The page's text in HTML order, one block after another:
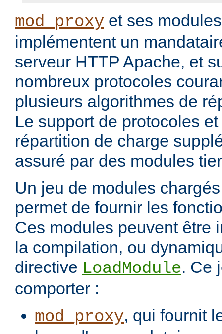
mod_proxy et ses
implémentent un
serveur HTTP Apache, et
nombreux protocoles
plusieurs algorithmes de
Le support de protocoles
répartition de charge
assuré par des modules
Un jeu de modules
permet de fournir les
Ces modules peuvent être
la compilation, ou
directive LoadModule. Ce
comporter :
mod_proxy, qui fournit